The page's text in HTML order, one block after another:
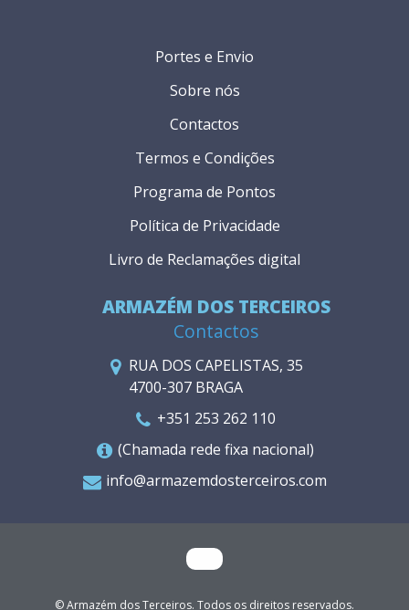
ARMAZÉM DOS TERCEIROS
Contactos
RUA DOS CAPELISTAS, 35
4700-307 BRAGA
+351 253 262 110
(Chamada rede fixa nacional)
info@armazemdosterceiros.com
Portes e Envio
Sobre nós
Contactos
Termos e Condições
Programa de Pontos
Política de Privacidade
Livro de Reclamações digital
© Armazém dos Terceiros. Todos os direitos reservados.